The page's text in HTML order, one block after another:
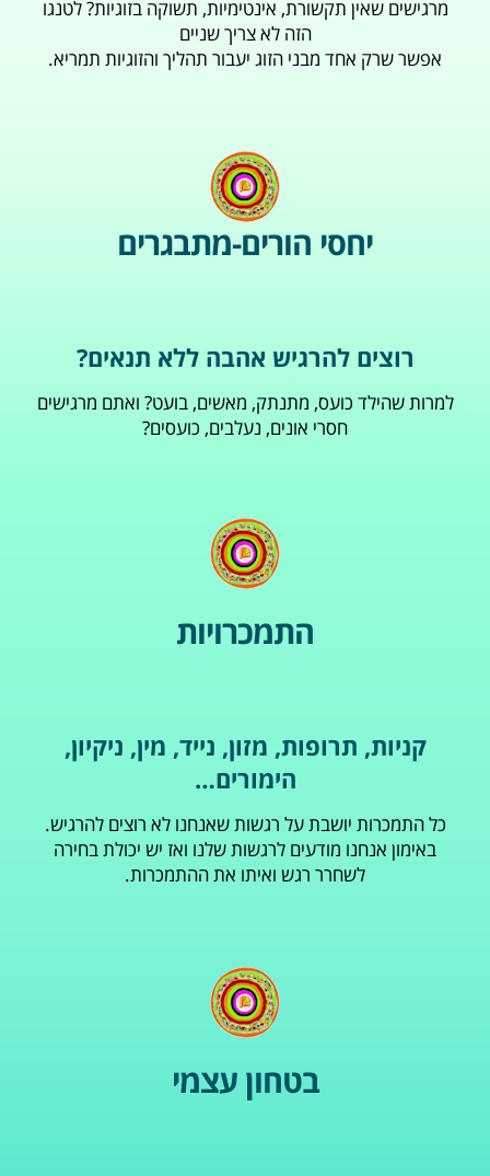
מרגישים שאין תקשורת, אינטימיות, תשוקה בזוגיות? לטנגו
הזה לא צריך שניים
אפשר שרק אחד מבני הזוג יעבור תהליך והזוגיות תמריא.
יחסי הורים-מתבגרים
רוצים להרגיש אהבה ללא תנאים?
למרות שהילד כועס, מתנתק, מאשים, בועט? ואתם מרגישים
חסרי אונים, נעלבים, כועסים?
התמכרויות
קניות, תרופות, מזון, נייד, מין, ניקיון,
הימורים…
כל התמכרות יושבת על רגשות שאנחנו לא רוצים להרגיש.
באימון אנחנו מודעים לרגשות שלנו ואז יש יכולת בחירה
לשחרר רגש ואיתו את ההתמכרות.
בטחון עצמי